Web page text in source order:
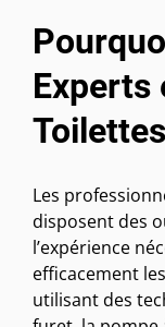
Experts
Les
disposent des
l’expérience
efficacement
utilisant des